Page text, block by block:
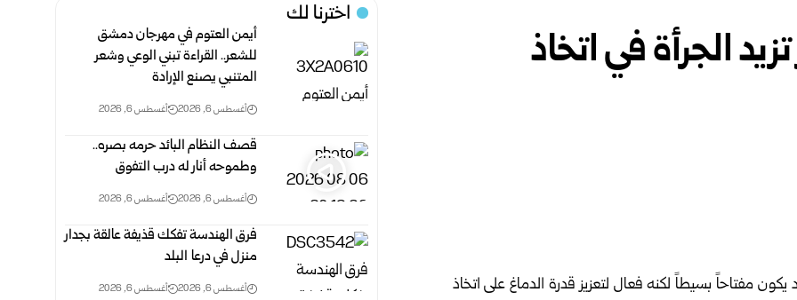
الجرأة في اتخاذ
مفتاحاً بسيطاً ‏لكنه فعال لتعزيز قدرة الدماغ على اتخاذ
اخترنا لك
أيمن العتوم في مهرجان دمشق
للشعر.. القراءة تبني الوعي وشعر
المتنبي يصنع الإرادة
أغسطس 6, 2026 أغسطس 6, 2026
قصف النظام البائد حرمه بصره..
وطموحه أنار له درب التفوق
أغسطس 6, 2026 أغسطس 6, 2026
فرق الهندسة تفكك قذيفة عالقة بجدار
منزل في درعا البلد
أغسطس 6, 2026 أغسطس 6, 2026